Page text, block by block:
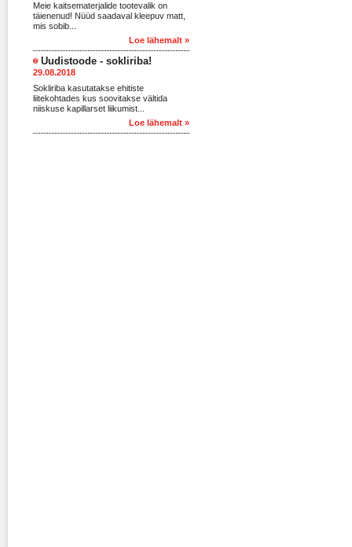
Meie kaitsematerjalide tootevalik on
täienenud! Nüüd saadaval kleepuv matt,
mis sobib...
Loe lähemalt »
Uudistoode - sokliriba!
29.08.2018
Sokliriba kasutatakse ehitiste
liitekohtades kus soovitakse vältida
niiskuse kapillarset liikumist...
Loe lähemalt »